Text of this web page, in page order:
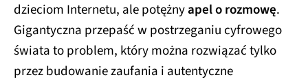
dzieciom Internetu, ale potężnyapel o rozmowę.
Gigantyczna przepaść w postrzeganiu cyfrowego
świata to problem, który można rozwiązać tylko
przez budowanie zaufania i autentyczne